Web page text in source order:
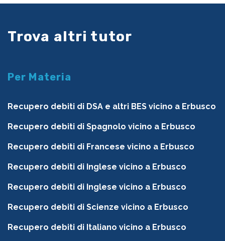
Trova altri tutor
Per Materia
Recupero debiti di DSA e altri BES vicino a Erbusco
Recupero debiti di Spagnolo vicino a Erbusco
Recupero debiti di Francese vicino a Erbusco
Recupero debiti di Inglese vicino a Erbusco
Recupero debiti di Inglese vicino a Erbusco
Recupero debiti di Scienze vicino a Erbusco
Recupero debiti di Italiano vicino a Erbusco